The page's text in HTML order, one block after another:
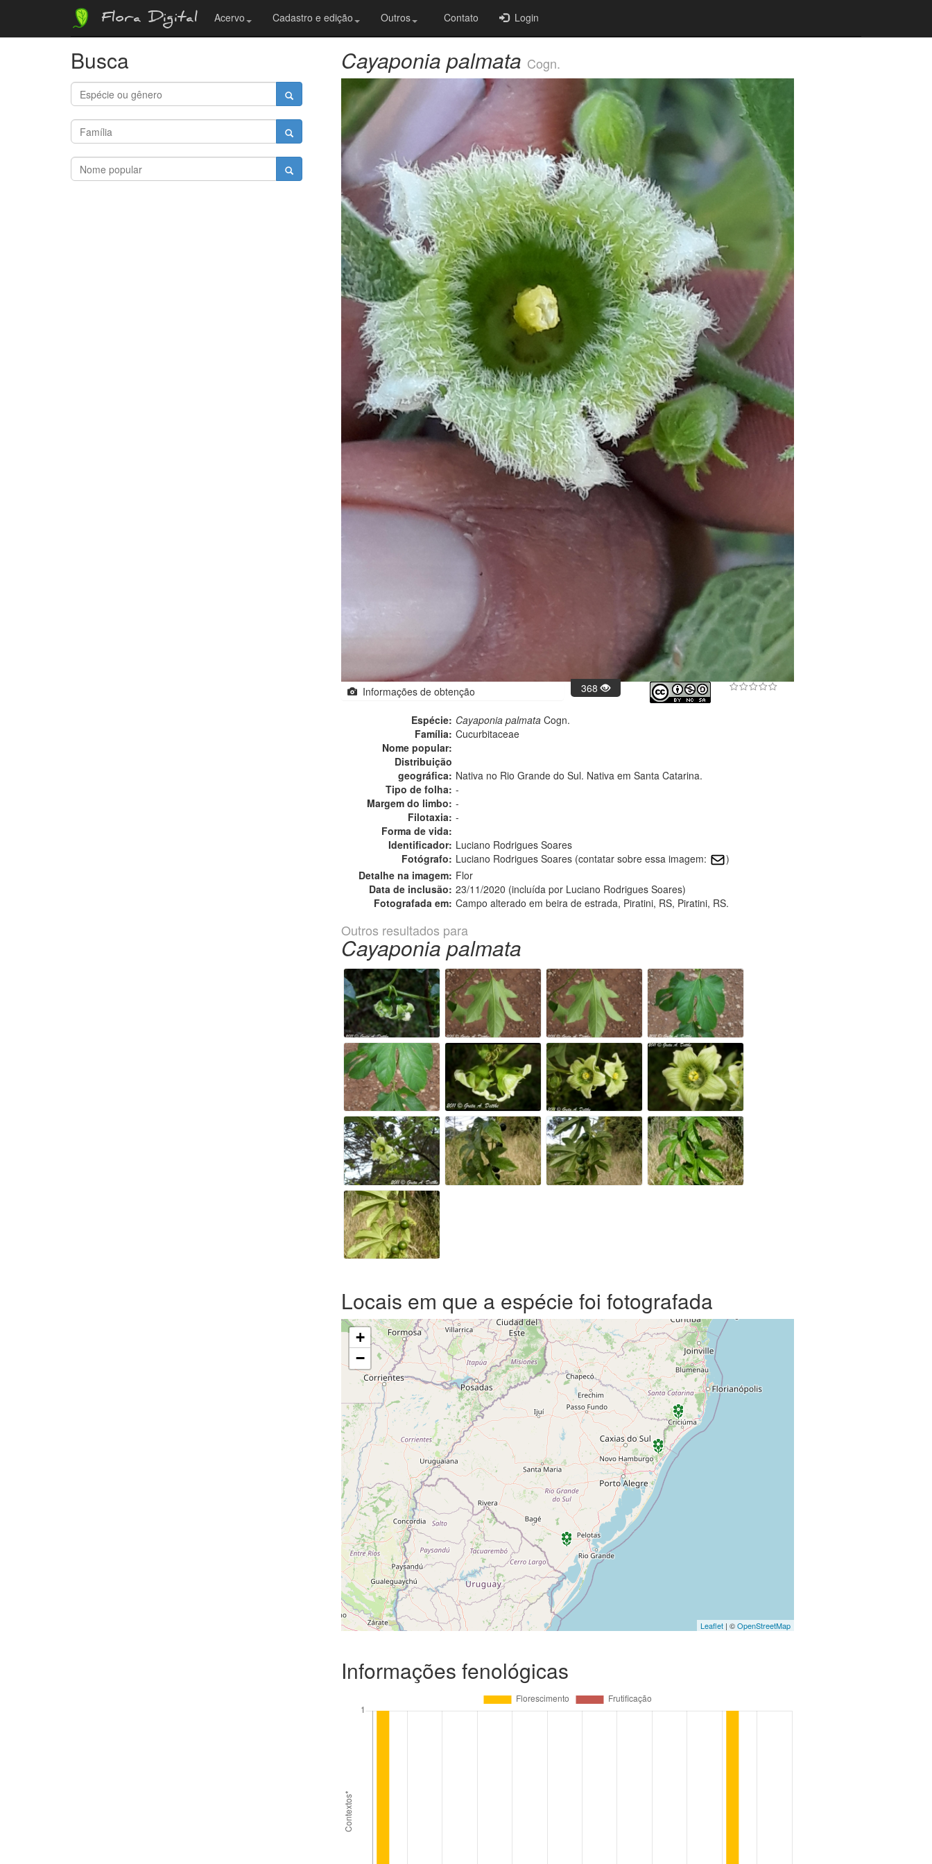
Flora Digital Acervo Cadastro e edição Outros Contato Login
Busca Cayaponia palmata Cogn.
Informações de obtenção 368
Espécie: Cayaponia palmata Cogn.
Família: Cucurbitaceae
Nome popular:
Distribuição
geográfica: Nativa no Rio Grande do Sul. Nativa em Santa Catarina.
Tipo de folha: -
Margem do limbo: -
Filotaxia: -
Forma de vida:
Identificador: Luciano Rodrigues Soares
Fotógrafo: Luciano Rodrigues Soares (contatar sobre essa imagem:
)
Detalhe na imagem: Flor
Data de inclusão: 23/11/2020 (incluída por Luciano Rodrigues Soares)
Fotografada em: Campo alterado em beira de estrada, Piratini, RS, Piratini, RS.
Outros resultados para
Cayaponia palmata
Locais em que a espécie foi fotografada
+
−
Leaflet| ©OpenStreetMap
Informações fenológicas